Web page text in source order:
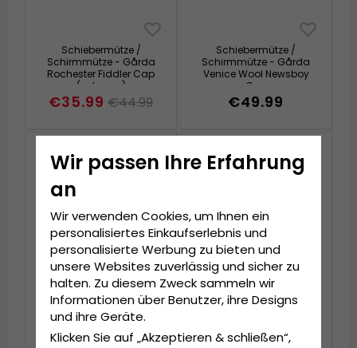
Schiebermütze /
Schirmmütze - Gårda
Rochester Fiddler Cap
(schwarz)
€35.99 €44.99
Schiebermütze /
Schirmmütze - Gårda
Venice Wool Newsboy
Cap
(schwarz/weiss/multi))
€49.99
Schiebermütze /
Schirmmütze - Gårda
Venice Wool Newsboy
Schirmmütze - CTH
Ericson Alan Candy
Wir passen Ihre Erfahrung
an
Wir verwenden Cookies, um Ihnen ein
personalisiertes Einkaufserlebnis und
personalisierte Werbung zu bieten und
unsere Websites zuverlässig und sicher zu
halten. Zu diesem Zweck sammeln wir
Informationen über Benutzer, ihre Designs
und ihre Geräte.
Klicken Sie auf „Akzeptieren & schließen“,